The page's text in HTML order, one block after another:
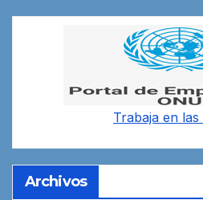
Trabaja en las
Archivos